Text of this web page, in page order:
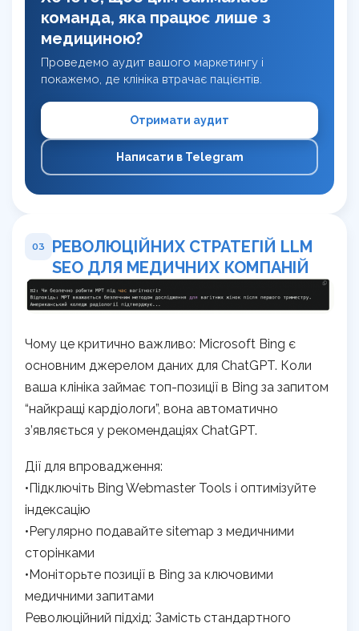
команда, яка працює лише з
медициною?
Проведемо аудит вашого маркетингу і
покажемо, де клініка втрачає пацієнтів.
Отримати аудит
Написати в Telegram
03
РЕВОЛЮЦІЙНИХ СТРАТЕГІЙ LLM
SEO ДЛЯ МЕДИЧНИХ КОМПАНІЙ
Чому це критично важливо: Microsoft Bing є
основним джерелом даних для ChatGPT. Коли
ваша клініка займає топ-позиції в Bing за запитом
“найкращі кардіологи”, вона автоматично
з’являється у рекомендаціях ChatGPT.
Дії для впровадження:
•Підключіть Bing Webmaster Tools і оптимізуйте
індексацію
•Регулярно подавайте sitemap з медичними
сторінками
•Моніторьте позиції в Bing за ключовими
медичними запитами
Революційний підхід: Замість стандартного